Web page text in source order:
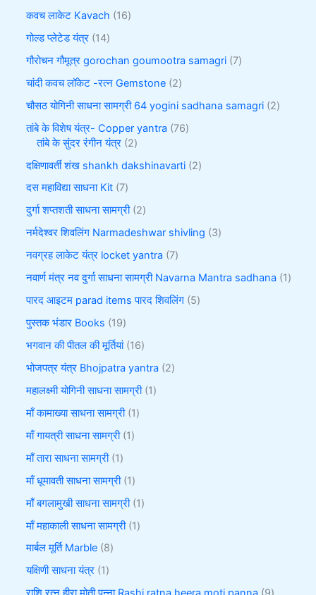
कवच लाकेट Kavach 16
गोल्ड प्लेटेड यंत्र 14
गौरोचन गौमूत्र gorochan goumootra samagri 7
चांदी कवच लॉकेट -रत्न Gemstone 2
चौसठ योगिनी साधना सामग्री 64 yogini sadhana samagri 2
तांबे के विशेष यंत्र- Copper yantra 76
तांबे के सुंदर रंगीन यंत्र 2
दक्षिणावर्ती शंख shankh dakshinavarti 2
दस महाविद्या साधना Kit 7
दुर्गा शप्तशती साधना सामग्री 2
नर्मदेश्वर शिवलिंग Narmadeshwar shivling 3
नवग्रह लाकेट यंत्र locket yantra 7
नवार्ण मंत्र नव दुर्गा साधना सामग्री Navarna Mantra sadhana 1
पारद आइटम parad items पारद शिवलिंग 5
पुस्तक भंडार Books 19
भगवान की पीतल की मूर्तियां 16
भोजपत्र यंत्र Bhojpatra yantra 2
महालक्ष्मी योगिनी साधना सामग्री 1
माँ कामाख्या साधना सामग्री 1
माँ गायत्री साधना सामग्री 1
माँ तारा साधना सामग्री 1
माँ धूमावती साधना सामग्री 1
माँ बगलामुखी साधना सामग्री 1
माँ महाकाली साधना सामग्री 1
मार्बल मूर्ति Marble 8
यक्षिणी साधना यंत्र 1